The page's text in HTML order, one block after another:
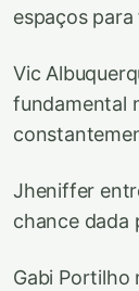
espaços
Vic
fundamental
Jheniffer
chance dada
Gabi Portilho